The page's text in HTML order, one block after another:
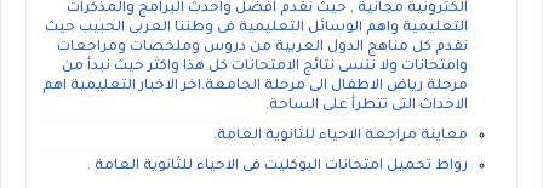
الكترونية مجانية , حيث نقدم افضل واحدث البرامج والمذكرات
التعليمية واهم الوسائل التعليمية فى وطننا العربى الحبيب حيث
نقدم كل مناهج الدول العربية من دروس وملخصات ومراجعات
وامتحانات ولا ننسى نتائج الامتحانات كل هذا واكثر حيث نبدأ من
مرحلة رياض الاطفال الى مرحلة الجامعة.اخر الاخبار التعليمية اهم
الاحداث التى تتطرأ على الساحة.
معاينة مراجعة الاحياء للثانوية العامة.
رواط تحميل امتحانات البوكليت فى الاحياء للثانوية العامة .